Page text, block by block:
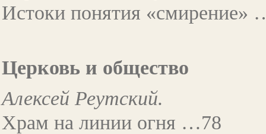
Истоки понятия «смирение»
Церковь и общество
Алексей Реутский.
Храм на линии огня …78